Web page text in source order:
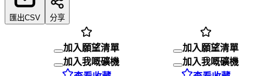
匯出CSV 分享
加入願望清單
加入我嘅礦機
加入願望清單
加入我嘅礦機